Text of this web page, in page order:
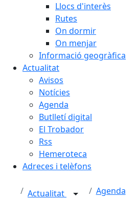
Llocs d'interès
Rutes
On dormir
On menjar
Informació geogràfica
Actualitat
Avisos
Notícies
Agenda
Butlletí digital
El Trobador
Rss
Hemeroteca
Adreces i telèfons
Actualitat Agenda